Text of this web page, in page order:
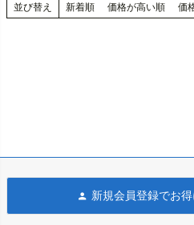
並び替え 新着順 価格が高い順 価
新規会員登録でお